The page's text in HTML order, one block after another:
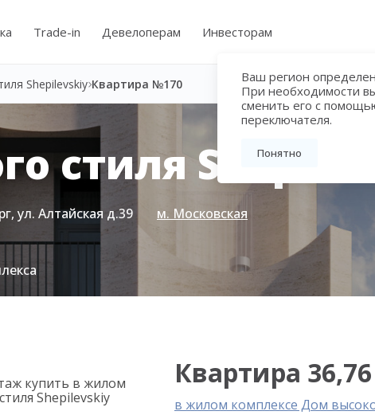
Trade-in Девелоперам Инвесторам
Ваш регион
При необходимости
сменить его с
переключателя.
Понятно
Shepilevskiy Квартира №170
стиля
ул. Алтайская д.39 м. Московская
Квартира
в жилом комплексе Дом